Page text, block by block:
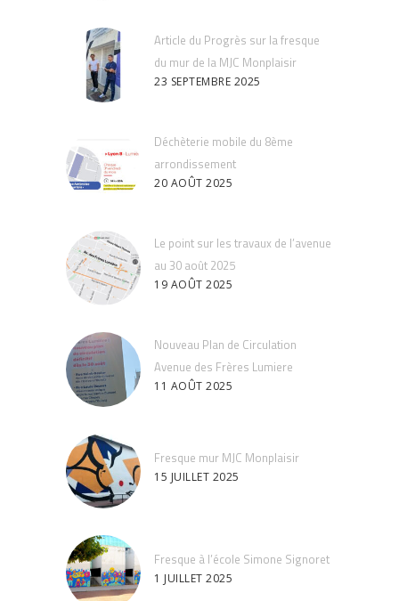
Article du Progrès sur la fresque
du mur de la MJC Monplaisir
23 SEPTEMBRE 2025
Déchèterie mobile du 8ème
arrondissement
20 AOÛT 2025
Le point sur les travaux de l’avenue
au 30 août 2025
19 AOÛT 2025
Nouveau Plan de Circulation
Avenue des Frères Lumiere
11 AOÛT 2025
Fresque mur MJC Monplaisir
15 JUILLET 2025
Fresque à l’école Simone Signoret
1 JUILLET 2025